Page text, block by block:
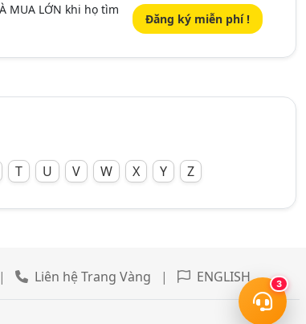
3
MUA LỚN khi họ tìm
Đăng ký miễn phí !
T U V W X Y Z
| Liên hệ Trang Vàng | ENGLISH